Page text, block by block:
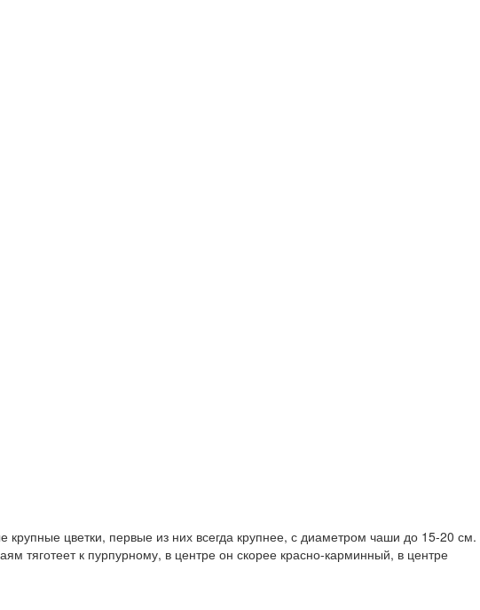
цветки, первые из них всегда крупнее, с диаметром чаши до 15-20 см.
тяготеет к пурпурному, в центре он скорее красно-карминный, в центре